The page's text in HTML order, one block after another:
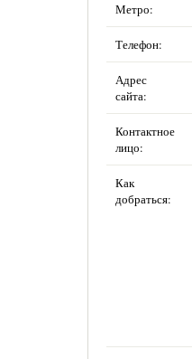
Метро:
Телефон:
Адрес
сайта:
Контактное
лицо:
Как
добраться: